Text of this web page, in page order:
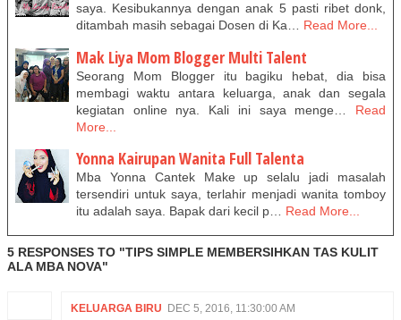
saya. Kesibukannya dengan anak 5 pasti ribet donk,
ditambah masih sebagai Dosen di Ka…
Read More...
Mak Liya Mom Blogger Multi Talent
Seorang Mom Blogger itu bagiku hebat, dia bisa
membagi waktu antara keluarga, anak dan segala
kegiatan online nya. Kali ini saya menge…
Read
More...
Yonna Kairupan Wanita Full Talenta
Mba Yonna Cantek Make up selalu jadi masalah
tersendiri untuk saya, terlahir menjadi wanita tomboy
itu adalah saya. Bapak dari kecil p…
Read More...
5 RESPONSES TO "TIPS SIMPLE MEMBERSIHKAN TAS KULIT
ALA MBA NOVA"
KELUARGA BIRU DEC 5, 2016, 11:30:00 AM